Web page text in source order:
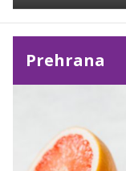
Prehrana